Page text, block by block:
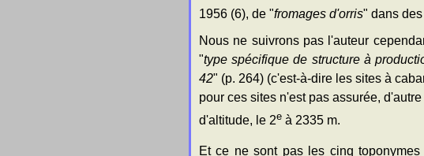
1956 (6), de "fromages d'orris" dans
Nous ne suivrons pas l'auteur
"type spécifique de structure à
42" (p. 264) (c'est-à-dire les sites à
pour ces sites n'est pas assurée,
d'altitude, le 2e à 2335 m.
Et ce ne sont pas les cinq